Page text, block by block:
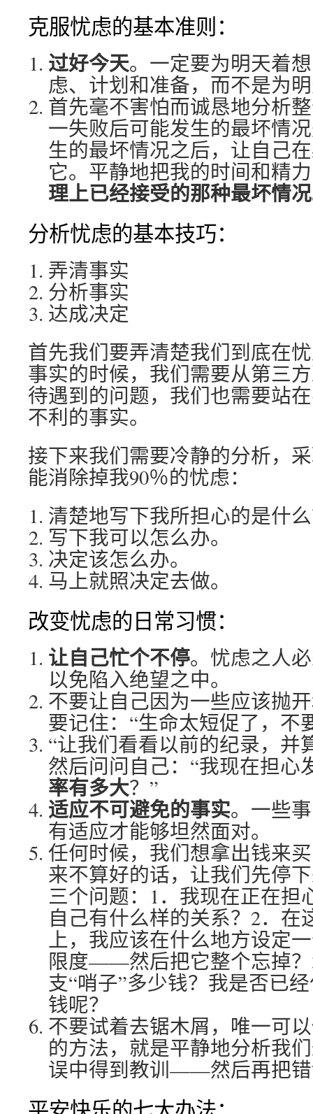
克服忧虑的基本准则：
过好今天。一定要为明天着
虑、计划和准备，而不是为
首先毫不害怕而诚恳地分析
一失败后可能发生的最坏情
生的最坏情况之后，让自己
它。平静地把我的时间和精
理上已经接受的那种最坏情况
分析忧虑的基本技巧：
弄清事实
分析事实
达成决定
首先我们要弄清楚我们到底在
事实的时候，我们需要从第三
待遇到的问题，我们也需要站
不利的事实。
接下来我们需要冷静的分析，
能消除掉我90％的忧虑：
清楚地写下我所担心的是什
写下我可以怎么办。
决定该怎么办。
马上就照决定去做。
改变忧虑的日常习惯：
让自己忙个不停。忧虑之人
以免陷入绝望之中。
不要让自己因为一些应该抛
要记住：“生命太短促了，不
“让我们看看以前的纪录，并
然后问问自己：“我现在担心
率有多大？”
适应不可避免的事实。一些
有适应才能够坦然面对。
任何时候，我们想拿出钱来
来不算好的话，让我们先停
三个问题：1．我现在正在担
自己有什么样的关系？2．在
上，我应该在什么地方设定
限度——然后把它整个忘掉？
支“哨子”多少钱？我是否已
钱呢？
不要试着去锯木屑，唯一可
的方法，就是平静地分析我
误中得到教训——然后再把